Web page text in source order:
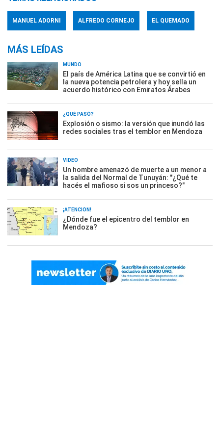
MANUEL ADORNI ALFREDO CORNEJO EL QUEMADO
MÁS LEÍDAS
MUNDO
El país de América Latina que se convirtió en
la nueva potencia petrolera y hoy sella un
acuerdo histórico con Emiratos Árabes
¿QUÉ PASÓ?
Explosión o sismo: la versión que inundó las
redes sociales tras el temblor en Mendoza
VIDEO
Un hombre amenazó de muerte a un menor a
la salida del Normal de Tunuyán: "¿Qué te
hacés el mafioso si sos un princeso?"
¡ATENCIÓN!
¿Dónde fue el epicentro del temblor en
Mendoza?